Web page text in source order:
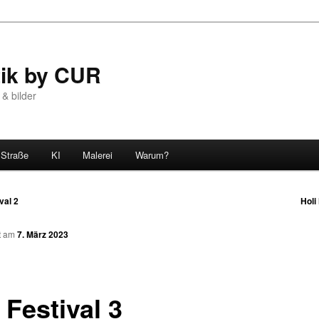
by CUR
bilder
Straße KI Malerei Warum?
2 Holi
3
am7. März 2023